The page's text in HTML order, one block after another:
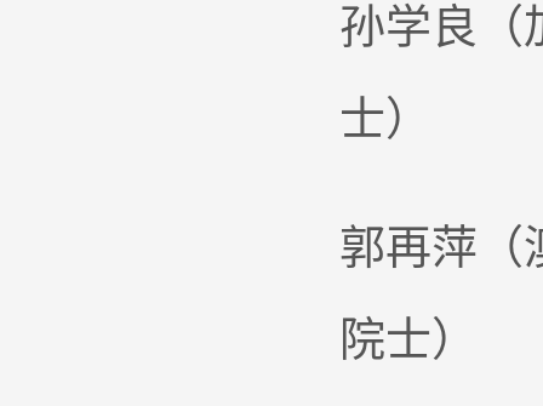
孙学良（
士）
郭再萍（
院士）